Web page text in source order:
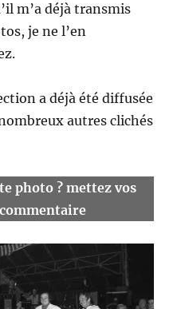
m’a déjà transmis
je ne l’en
a déjà été diffusée
autres clichés
photo ? mettez vos